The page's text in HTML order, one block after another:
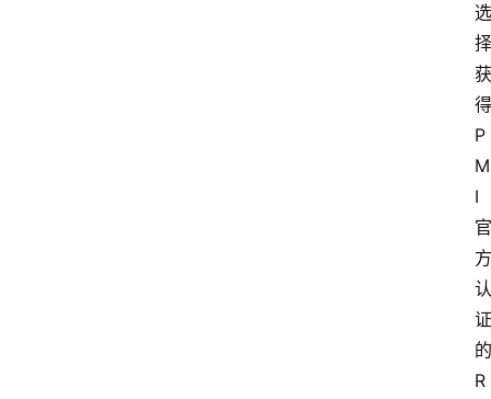
选
择
获
得
P
M
I
官
方
认
证
的
R